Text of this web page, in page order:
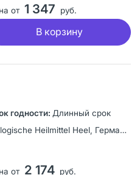
от 1 347 руб.
В корзину
Длинный срок
Biologische Heilmittel Heel, Германия
от 2 174 руб.